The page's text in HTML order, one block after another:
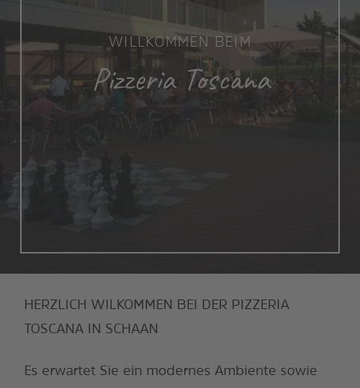
WILLKOMMEN BEIM
Pizzeria Toscana
HERZLICH WILKOMMEN BEI DER PIZZERIA
TOSCANA IN SCHAAN
Es erwartet Sie ein modernes Ambiente sowie